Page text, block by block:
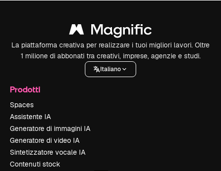
La piattaforma creativa per realizzare i tuoi migliori lavori. Oltre
1 milione di abbonati tra creativi, imprese, agenzie e studi.
Italiano
Prodotti
Spaces
Assistente IA
Generatore di immagini IA
Generatore di video IA
Sintetizzatore vocale IA
Contenuti stock